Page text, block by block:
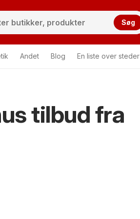
Søg
Andet Blog En liste over steder
tilbud fra